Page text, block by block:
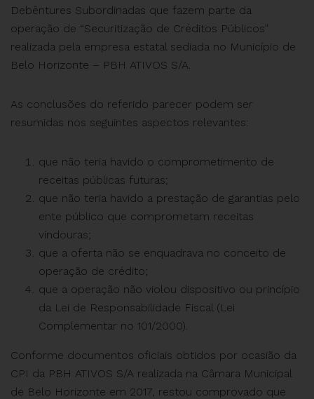
Debêntures Subordinadas que fazem parte da
operação de “Securitização de Créditos Públicos”
realizada pela empresa estatal sediada no Município de
Belo Horizonte – PBH ATIVOS S/A.
As conclusões do referido parecer podem ser
resumidas nos seguintes aspectos relevantes:
que não teria havido o comprometimento de
receitas públicas futuras;
que não teria havido a prestação de garantias pelo
ente público que comprometam receitas
vindouras;
que a oferta não se enquadrava no conceito de
operação de crédito;
que a operação não violou dispositivo ou princípio
da Lei de Responsabilidade Fiscal (Lei
Complementar no 101/2000).
Conforme documentos oficiais obtidos por ocasião da
CPI da PBH ATIVOS S/A realizada na Câmara Municipal
de Belo Horizonte em 2017, restou comprovado que